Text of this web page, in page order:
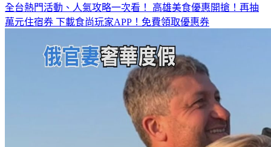
全台熱門活動、人氣攻略一次看！ 高雄美食優惠開搶！再抽
萬元住宿券 下載食尚玩家APP！免費領取優惠券